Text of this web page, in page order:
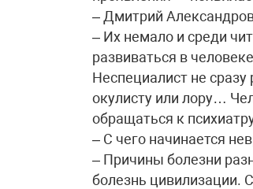
– Дмитрий
– Их немало и среди
развиваться в
Неспециалист не сразу
окулисту или лору…
обращаться к
– С чего начинается
– Причины болезни
болезнь цивилизации.